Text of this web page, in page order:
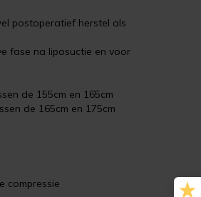
postoperatief herstel als
fase na liposuctie en voor
de 155cm en 165cm
de 165cm en 175cm
compressie